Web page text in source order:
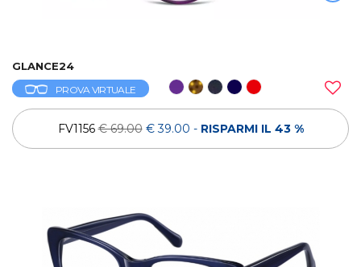
GLANCE24
PROVA VIRTUALE
FV1156€ 69.00 € 39.00 - RISPARMI IL 43 %